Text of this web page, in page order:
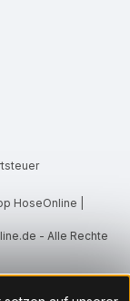
HoseOnline |
- Alle Rechte